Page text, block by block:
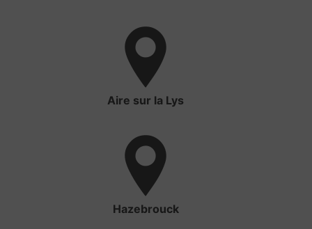
Aire sur la Lys
Hazebrouck